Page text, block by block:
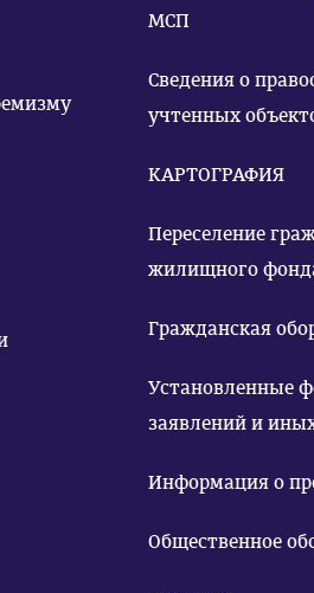
МСП
Сведения о
учтенных
КАРТОГРАФИЯ
Переселение
жилищного
Гражданская
Установленные
заявлений и
Информация о
Общественное